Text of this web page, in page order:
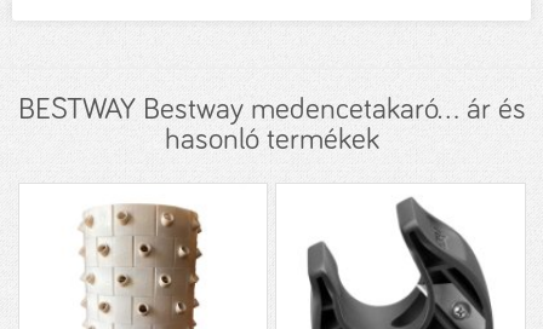
BESTWAY Bestway medencetakaró... ár és
hasonló termékek